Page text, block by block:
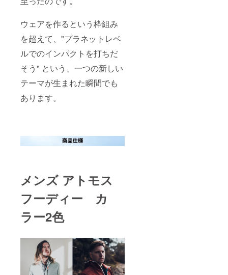
ウェアを作るという枠組み
を超えて、"プラネットレベ
ルでのインパクトを打ちだ
そう" という、一つの新しい
テーマが生まれた瞬間でも
あります。
メンズ アトモス
フーディー カ
ラー2色